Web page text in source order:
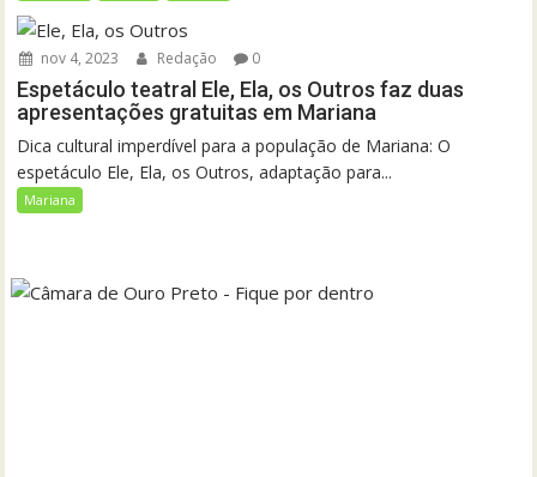
nov 4, 2023 Redação 0
Espetáculo teatral Ele, Ela, os Outros faz duas
apresentações gratuitas em Mariana
Dica cultural imperdível para a população de Mariana: O
espetáculo Ele, Ela, os Outros, adaptação para...
Mariana